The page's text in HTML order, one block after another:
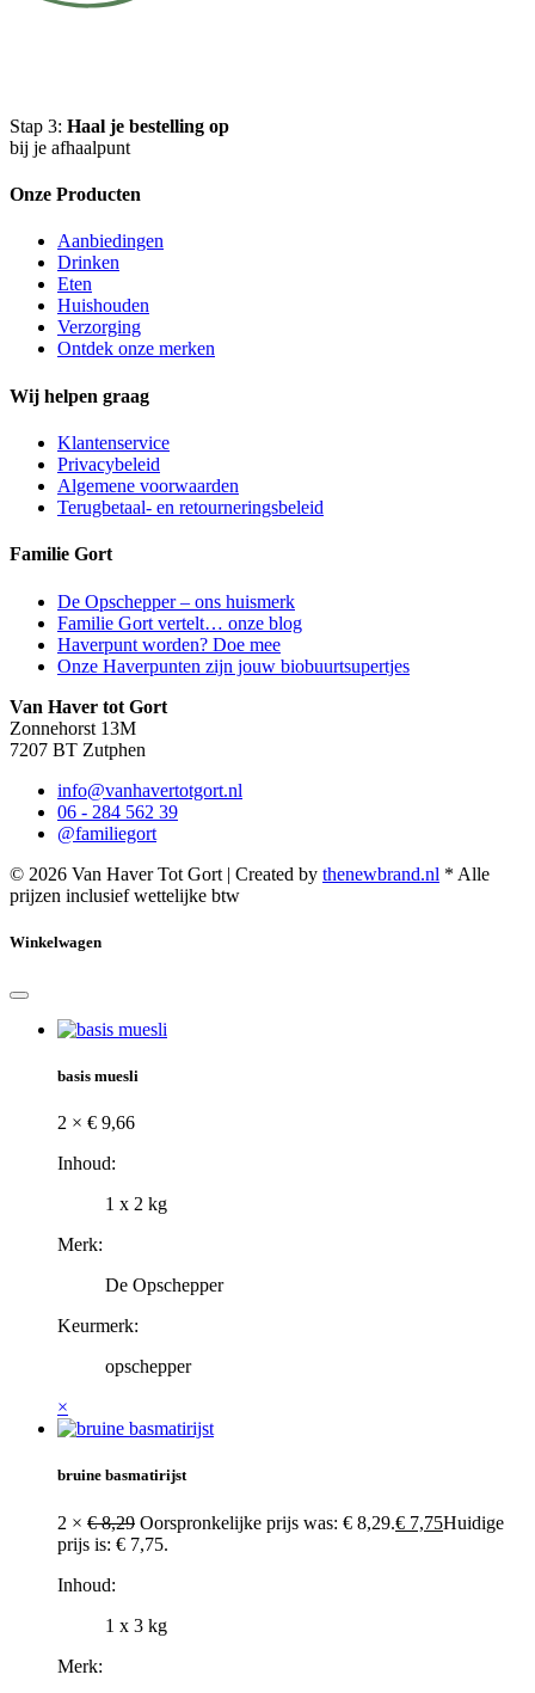
Stap 3: Haal je bestelling op
bij je afhaalpunt
Onze Producten
Aanbiedingen
Drinken
Eten
Huishouden
Verzorging
Ontdek onze merken
Wij helpen graag
Klantenservice
Privacybeleid
Algemene voorwaarden
Terugbetaal- en retourneringsbeleid
Familie Gort
De Opschepper – ons huismerk
Familie Gort vertelt… onze blog
Haverpunt worden? Doe mee
Onze Haverpunten zijn jouw biobuurtsupertjes
Van Haver tot Gort
Zonnehorst 13M
7207 BT Zutphen
info@vanhavertotgort.nl
06 - 284 562 39
@familiegort
© 2026 Van Haver Tot Gort | Created by thenewbrand.nl * Alle
prijzen inclusief wettelijke btw
Winkelwagen
basis muesli
2 × € 9,66
Inhoud:
1 x 2 kg
Merk:
De Opschepper
Keurmerk:
opschepper
×
bruine basmatirijst
2 × €8,29 Oorspronkelijke prijs was: € 8,29.€ 7,75Huidige
prijs is: € 7,75.
Inhoud:
1 x 3 kg
Merk: